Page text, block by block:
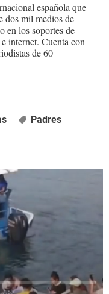
española que
dos mil medios de
en los soportes de
internet. Cuenta con
de 60
Padres